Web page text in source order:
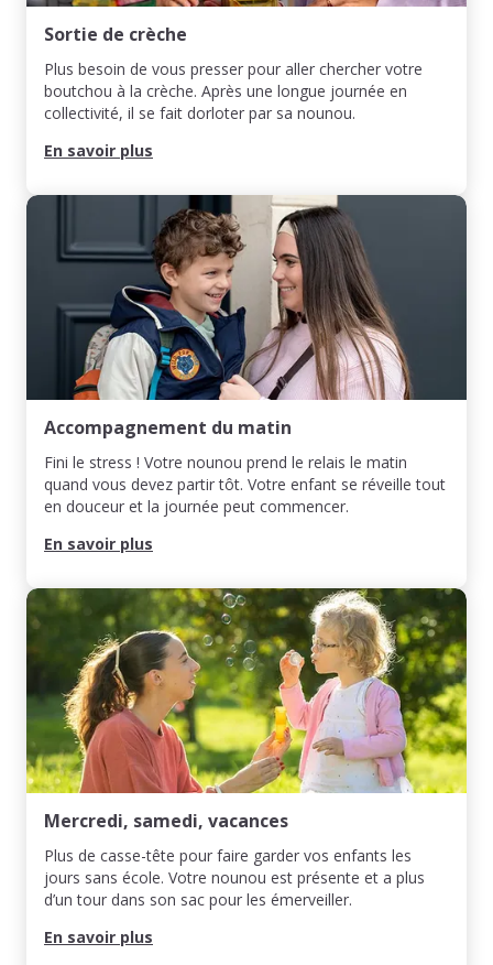
Sortie de crèche
Plus besoin de vous presser pour aller chercher votre
boutchou à la crèche. Après une longue journée en
collectivité, il se fait dorloter par sa nounou.
En savoir plus
Accompagnement du matin
Fini le stress ! Votre nounou prend le relais le matin
quand vous devez partir tôt. Votre enfant se réveille tout
en douceur et la journée peut commencer.
En savoir plus
Mercredi, samedi, vacances
Plus de casse-tête pour faire garder vos enfants les
jours sans école. Votre nounou est présente et a plus
d’un tour dans son sac pour les émerveiller.
En savoir plus